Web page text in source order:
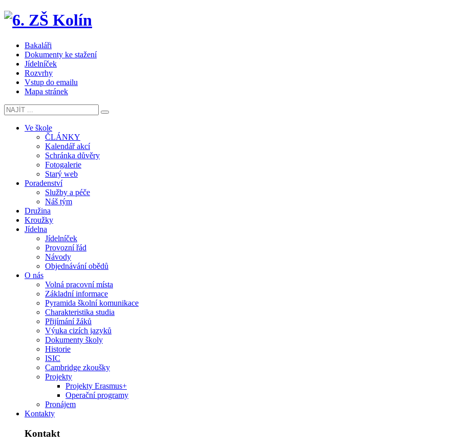
Bakaláři
Dokumenty ke stažení
Jídelníček
Rozvrhy
Vstup do emailu
Mapa stránek
Ve škole
ČLÁNKY
Kalendář akcí
Schránka důvěry
Fotogalerie
Starý web
Poradenství
Služby a péče
Náš tým
Družina
Kroužky
Jídelna
Jídelníček
Provozní řád
Návody
Objednávání obědů
O nás
Volná pracovní místa
Základní informace
Pyramida školní komunikace
Charakteristika studia
Přijímání žáků
Výuka cizích jazyků
Dokumenty školy
Historie
ISIC
Cambridge zkoušky
Projekty
Projekty Erasmus+
Operační programy
Pronájem
Kontakty
Kontakt